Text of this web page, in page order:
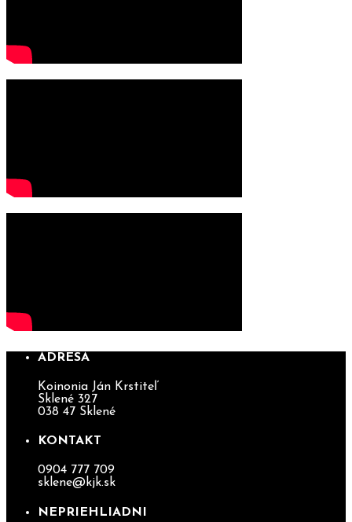
ADRESA
Koinonia Ján Krstiteľ
Sklené 327
038 47 Sklené
KONTAKT
0904 777 709
sklene@kjk.sk
NEPRIEHLIADNI